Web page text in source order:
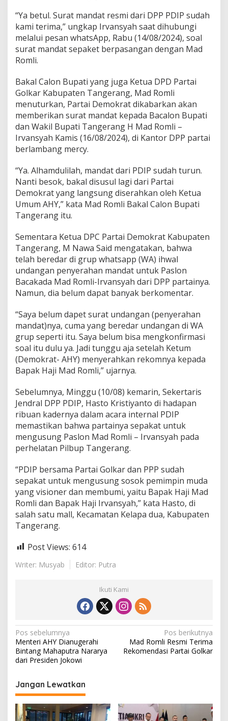
o
r
a
g
e
M
e
n
y
s
u
“Ya betul. Surat mandat resmi dari DPP PDIP sudah
kami terima,” ungkap Irvansyah saat dihubungi
melalui pesan whatsApp, Rabu (14/08/2024), soal
surat mandat sepaket berpasangan dengan Mad
Romli.
Bakal Calon Bupati yang juga Ketua DPD Partai
Golkar Kabupaten Tangerang, Mad Romli
menuturkan, Partai Demokrat dikabarkan akan
memberikan surat mandat kepada Bacalon Bupati
dan Wakil Bupati Tangerang H Mad Romli –
Irvansyah Kamis (16/08/2024), di Kantor DPP partai
berlambang mercy.
“Ya. Alhamdulilah, mandat dari PDIP sudah turun.
Nanti besok, bakal disusul lagi dari Partai
Demokrat yang langsung diserahkan oleh Ketua
Umum AHY,” kata Mad Romli Bakal Calon Bupati
Tangerang itu.
Sementara Ketua DPC Partai Demokrat Kabupaten
Tangerang, M Nawa Said mengatakan, bahwa
telah beredar di grup whatsapp (WA) ihwal
undangan penyerahan mandat untuk Paslon
Bacakada Mad Romli-Irvansyah dari DPP partainya.
Namun, dia belum dapat banyak berkomentar.
“Saya belum dapet surat undangan (penyerahan
mandat)nya, cuma yang beredar undangan di WA
grup seperti itu. Saya belum bisa mengkonfirmasi
soal itu dulu ya. Jadi tunggu aja setelah Ketum
(Demokrat- AHY) menyerahkan rekomnya kepada
Bapak Haji Mad Romli,” ujarnya.
Sebelumnya, Minggu (10/08) kemarin, Sekertaris
Jendral DPP PDIP, Hasto Kristiyanto di hadapan
ribuan kadernya dalam acara internal PDIP
memastikan bahwa partainya sepakat untuk
mengusung Paslon Mad Romli – Irvansyah pada
perhelatan Pilbup Tangerang.
“PDIP bersama Partai Golkar dan PPP sudah
sepakat untuk mengusung sosok pemimpin muda
yang visioner dan membumi, yaitu Bapak Haji Mad
Romli dan Bapak Haji Irvansyah,” kata Hasto, di
salah satu mall, Kecamatan Kelapa dua, Kabupaten
Tangerang.
Post Views: 614
Writer: Musyab Editor: Putra
Ikuti Kami
N
a
v
i
g
a
Pos sebelumnya
Menteri AHY Dianugerahi
Bintang Mahaputra Nararya
dari Presiden Jokowi
Pos berikutnya
Mad Romli Resmi Terima
Rekomendasi Partai Golkar
Jangan Lewatkan